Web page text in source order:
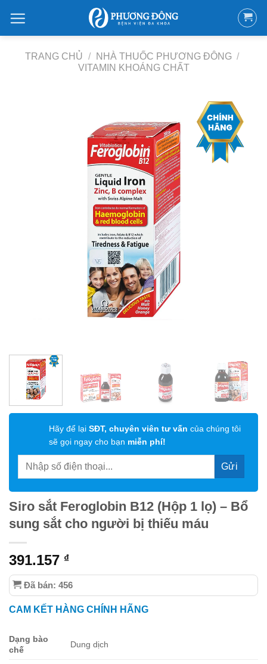
qua
nội
TRANG CHỦ / NHÀ THUỐC PHƯƠNG ĐÔNG /
VITAMIN KHOÁNG CHẤT
Hãy để lại SĐT, chuyên viên tư vấn của chúng tôi
sẽ gọi ngay cho bạn miễn phí!
Siro sắt Feroglobin B12 (Hộp 1 lọ) – Bổ
sung sắt cho người bị thiếu máu
391.157 ₫
Đã bán: 456
CAM KẾT HÀNG CHÍNH HÃNG
Dạng bào
chế
Dung dịch